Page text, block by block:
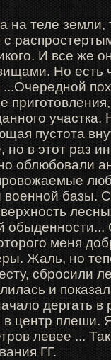
на теле
И все же
Но есть
...Очередной
пустота
но в этот раз
облюбовали
военной базы.
меня
Жаль, но
сбросили
и
дергать
в центр плеши.
левее ...
ГГ.